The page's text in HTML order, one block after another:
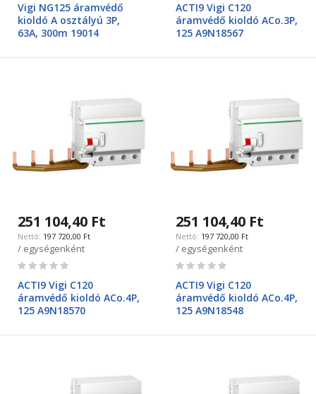
Vigi NG125 áramvédő
kioldó A osztályú 3P,
63A, 300m 19014
ACTI9 Vigi C120
áramvédő kioldó ACo.3P,
125 A9N18567
251 104,40 Ft
197 720,00 Ft
/ egységenként
Rating:
ACTI9 Vigi C120
áramvédő kioldó ACo.4P,
125 A9N18570
251 104,40 Ft
197 720,00 Ft
/ egységenként
Rating:
ACTI9 Vigi C120
áramvédő kioldó ACo.4P,
125 A9N18548